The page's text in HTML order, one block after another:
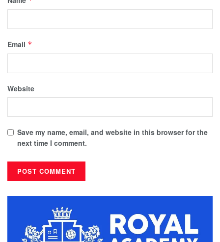
Email *
Website
Save my name, email, and website in this browser for the
next time I comment.